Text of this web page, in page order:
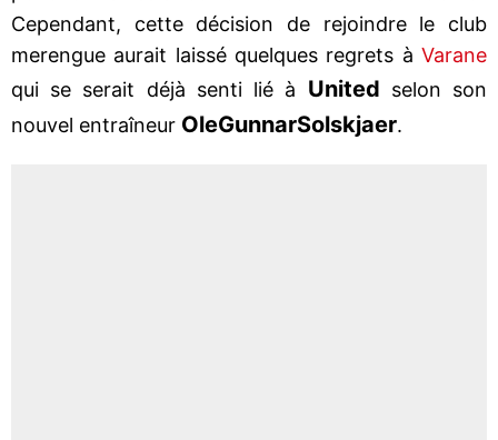
Cependant, cette décision de rejoindre le club
merengue aurait laissé quelques regrets à Varane
qui se serait déjà senti lié à United selon son
nouvel entraîneur OleGunnarSolskjaer.